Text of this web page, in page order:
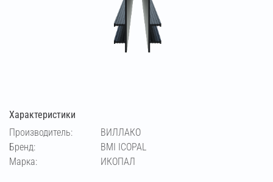
Характеристики
Производитель:
ВИЛЛАКО
Бренд:
BMI ICOPAL
Марка:
ИКОПАЛ